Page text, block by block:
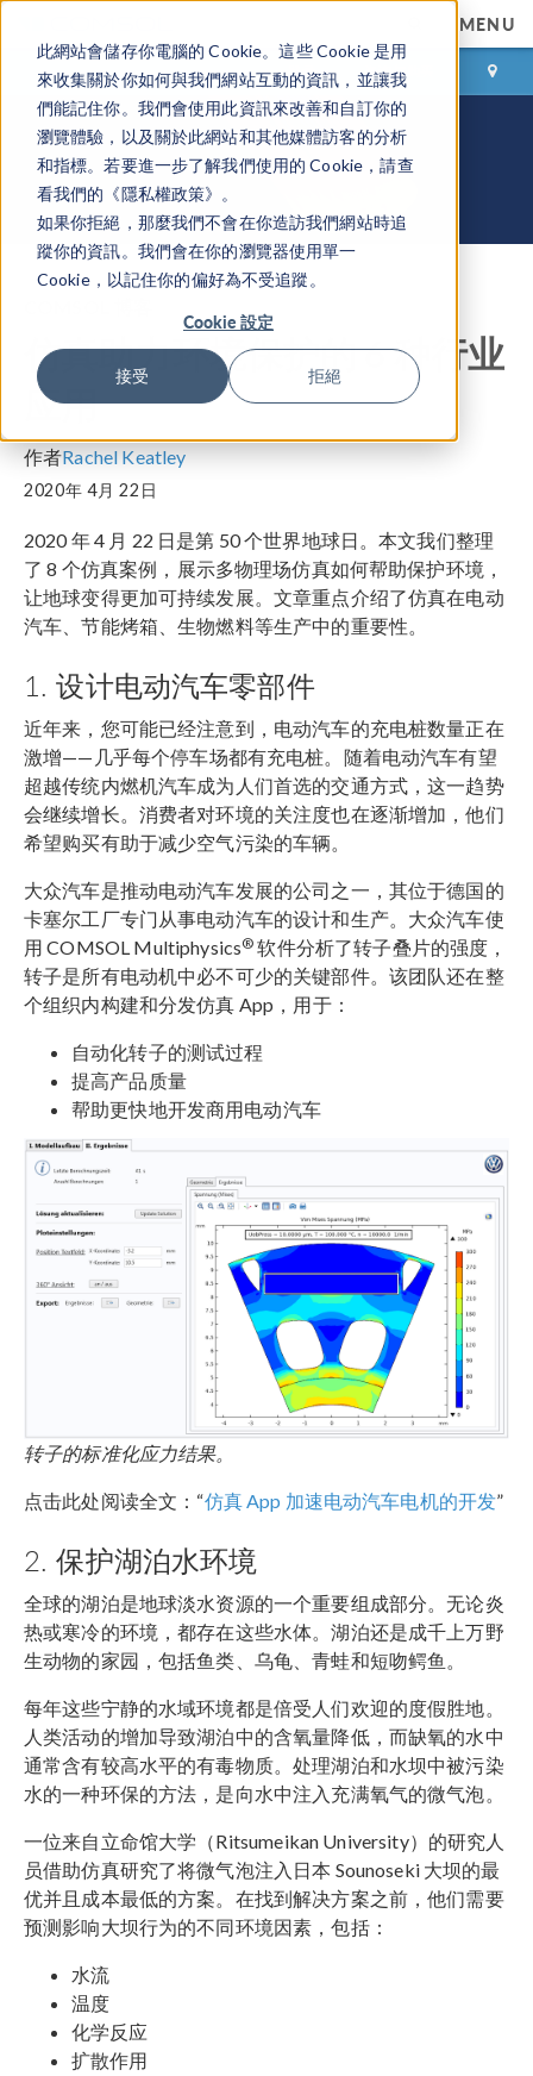
此網站會儲存你電腦的 Cookie。這些 Cookie 是用
來收集關於你如何與我們網站互動的資訊，並讓我
們能記住你。我們會使用此資訊來改善和自訂你的
瀏覽體驗，以及關於此網站和其他媒體訪客的分析
和指標。若要進一步了解我們使用的 Cookie，請查
看我們的《隱私權政策》。
如果你拒絕，那麼我們不會在你造訪我們網站時追
蹤你的資訊。我們會在你的瀏覽器使用單一
Cookie，以記住你的偏好為不受追蹤。
Cookie 設定
接受 拒絕
MENU
登录 咨询与购买
仿真助力环境保护的 6 种行业
应用
作者Rachel Keatley
2020年 4月 22日
2020 年 4 月 22 日是第 50 个世界地球日。本文我们整理
了 8 个仿真案例，展示多物理场仿真如何帮助保护环境，
让地球变得更加可持续发展。文章重点介绍了仿真在电动
汽车、节能烤箱、生物燃料等生产中的重要性。
1. 设计电动汽车零部件
近年来，您可能已经注意到，电动汽车的充电桩数量正在
激增——几乎每个停车场都有充电桩。随着电动汽车有望
超越传统内燃机汽车成为人们首选的交通方式，这一趋势
会继续增长。消费者对环境的关注度也在逐渐增加，他们
希望购买有助于减少空气污染的车辆。
大众汽车是推动电动汽车发展的公司之一，其位于德国的
卡塞尔工厂专门从事电动汽车的设计和生产。大众汽车使
用 COMSOL Multiphysics® 软件分析了转子叠片的强度，
转子是所有电动机中必不可少的关键部件。该团队还在整
个组织内构建和分发仿真 App，用于：
自动化转子的测试过程
提高产品质量
帮助更快地开发商用电动汽车
转子的标准化应力结果。
点击此处阅读全文：“仿真 App 加速电动汽车电机的开发”
2. 保护湖泊水环境
全球的湖泊是地球淡水资源的一个重要组成部分。无论炎
热或寒冷的环境，都存在这些水体。湖泊还是成千上万野
生动物的家园，包括鱼类、乌龟、青蛙和短吻鳄鱼。
每年这些宁静的水域环境都是倍受人们欢迎的度假胜地。
人类活动的增加导致湖泊中的含氧量降低，而缺氧的水中
通常含有较高水平的有毒物质。处理湖泊和水坝中被污染
水的一种环保的方法，是向水中注入充满氧气的微气泡。
一位来自立命馆大学（Ritsumeikan University）的研究人
员借助仿真研究了将微气泡注入日本 Sounoseki 大坝的最
优并且成本最低的方案。在找到解决方案之前，他们需要
预测影响大坝行为的不同环境因素，包括：
水流
温度
化学反应
扩散作用